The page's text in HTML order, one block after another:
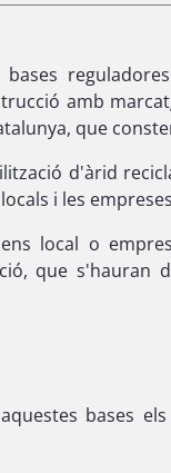
amb
que
d'àrid
i les
local o
que s'hauran
bases